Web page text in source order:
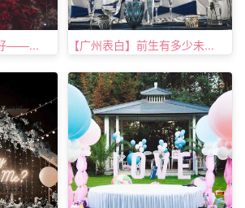
爱情并没有任何关系，但是它的旋律却
时候播放的背景音乐。空灵而清新的曲
安静下来，嘴角也忍不住轻轻上扬，这
个不断循环的音符，不同乐器变化着演
一切都仿佛让人明白了爱的意义所在。
——... 【广州表白】前生有多少未...